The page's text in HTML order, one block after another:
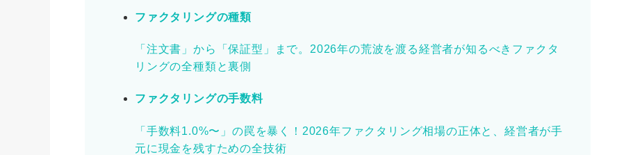
ファクタリングの種類
「注文書」から「保証型」まで。2026年の荒波を渡る経営者が知るべきファクタ
リングの全種類と裏側
ファクタリングの手数料
「手数料1.0%〜」の罠を暴く！2026年ファクタリング相場の正体と、経営者が手
元に現金を残すための全技術